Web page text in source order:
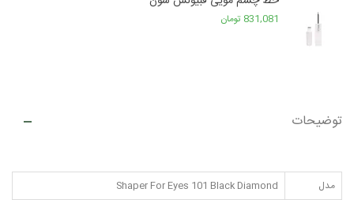
831,081 تومان
توضیحات
مدل Shaper For Eyes 101 Black Diamond